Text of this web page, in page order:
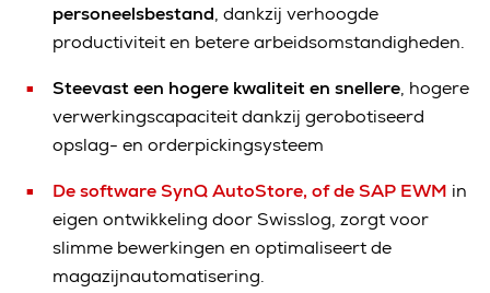
personeelsbestand, dankzij verhoogde
productiviteit en betere arbeidsomstandigheden.
Steevast een hogere kwaliteit en snellere, hogere
verwerkingscapaciteit dankzij gerobotiseerd
opslag- en orderpickingsysteem
De software SynQ AutoStore, of de SAP EWM in
eigen ontwikkeling door Swisslog, zorgt voor
slimme bewerkingen en optimaliseert de
magazijnautomatisering.